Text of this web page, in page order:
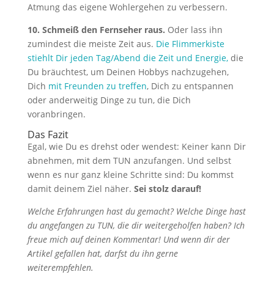
Atmung das eigene Wohlergehen zu verbessern.
10. Schmeiß den Fernseher raus. Oder lass ihn
zumindest die meiste Zeit aus. Die Flimmerkiste
stiehlt Dir jeden Tag/Abend die Zeit und Energie,die
Du bräuchtest, um Deinen Hobbys nachzugehen,
Dich mit Freunden zu treffen, Dich zu entspannen
oder anderweitig Dinge zu tun, die Dich
voranbringen.
Das Fazit
Egal, wie Du es drehst oder wendest: Keiner kann Dir
abnehmen, mit dem TUN anzufangen. Und selbst
wenn es nur ganz kleine Schritte sind: Du kommst
damit deinem Ziel näher. Sei stolz darauf!
Welche Erfahrungen hast du gemacht? Welche Dinge hast
du angefangen zu TUN, die dir weitergeholfen haben? Ich
freue mich auf deinen Kommentar! Und wenn dir der
Artikel gefallen hat, darfst du ihn gerne
weiterempfehlen.